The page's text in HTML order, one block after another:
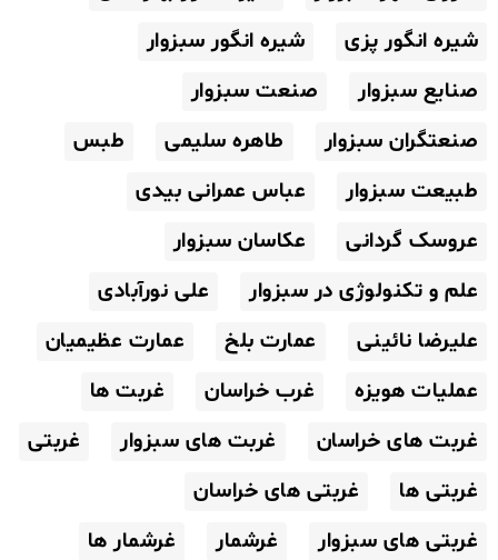
شیره انگور پزی
شیره انگور سبزوار
صنایع سبزوار
صنعت سبزوار
صنعتگران سبزوار
طاهره سلیمی
طبس
طبیعت سبزوار
عباس عمرانی بیدی
عروسک گردانی
عکاسان سبزوار
علم و تکنولوژی در سبزوار
علی نورآبادی
علیرضا نائینی
عمارت بلخ
عمارت عظیمیان
عملیات هویزه
غرب خراسان
غربت ها
غربت های خراسان
غربت های سبزوار
غربتی
غربتی ها
غربتی های خراسان
غربتی های سبزوار
غرشمار
غرشمار ها